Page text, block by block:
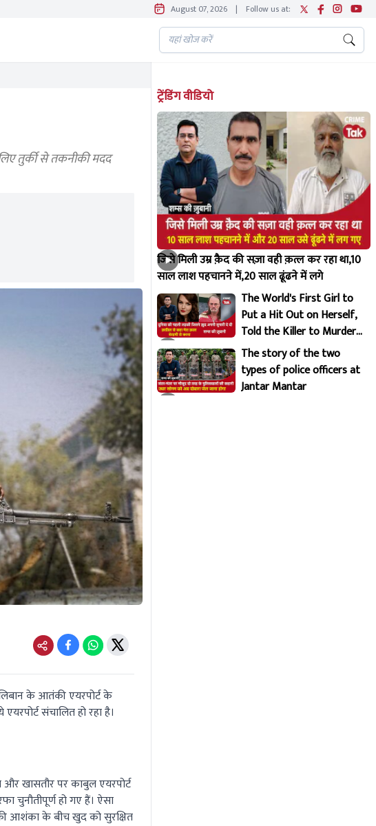
August 07, 2026 | Follow us at:
तुर्की से तकनीकी मदद
के आतंकी एयरपोर्ट के
संचालित हो रहा है।
खासतौर पर काबुल एयरपोर्ट
चुनौतीपूर्ण हो गए हैं। ऐसा
आशंका के बीच खुद को सुरक्षित
ट्रेंडिंग वीडियो
जिसे मिली उम्र क़ैद की सज़ा वही क़त्ल कर रहा था,10
साल लाश पहचानने में,20 साल ढूंढने में लगे
The World's First Girl to
Put a Hit Out on Herself,
Told the Killer to Murder
Her Brutally
The story of the two
types of police officers at
Jantar Mantar